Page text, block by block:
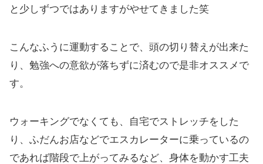
と少しずつではありますがやせてきました笑
こんなふうに運動することで、頭の切り替えが出来た
り、勉強への意欲が落ちずに済むので是非オススメで
す。
ウォーキングでなくても、自宅でストレッチをした
り、ふだんお店などでエスカレーターに乗っているの
であれば階段で上がってみるなど、身体を動かす工夫